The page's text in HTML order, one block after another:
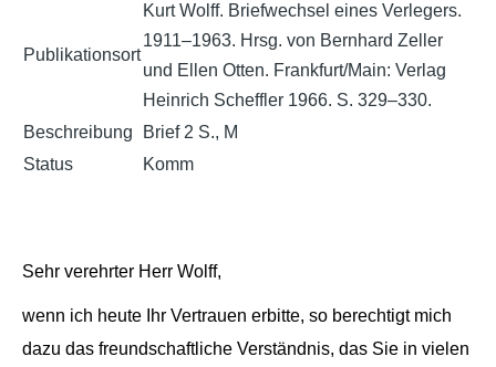
Publikationsort
Kurt Wolff. Briefwechsel eines Verlegers.
1911–1963. Hrsg. von Bernhard Zeller
und Ellen Otten. Frankfurt/Main: Verlag
Heinrich Scheffler 1966. S. 329–330.
Beschreibung
Brief 2 S., M
Status
Komm
Sehr verehrter Herr Wolff,
wenn ich heute Ihr Vertrauen erbitte, so berechtigt mich
dazu das freundschaftliche Verständnis, das Sie in vielen